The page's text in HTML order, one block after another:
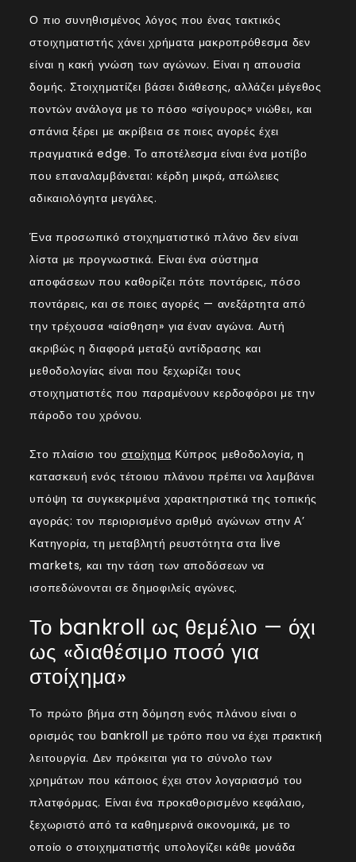
Ο πιο συνηθισμένος λόγος που ένας τακτικός
στοιχηματιστής χάνει χρήματα μακροπρόθεσμα δεν
είναι η κακή γνώση των αγώνων. Είναι η απουσία
δομής. Στοιχηματίζει βάσει διάθεσης, αλλάζει μέγεθος
ποντών ανάλογα με το πόσο «σίγουρος» νιώθει, και
σπάνια ξέρει με ακρίβεια σε ποιες αγορές έχει
πραγματικά edge. Το αποτέλεσμα είναι ένα μοτίβο
που επαναλαμβάνεται: κέρδη μικρά, απώλειες
αδικαιολόγητα μεγάλες.
Ένα προσωπικό στοιχηματιστικό πλάνο δεν είναι
λίστα με προγνωστικά. Είναι ένα σύστημα
αποφάσεων που καθορίζει πότε ποντάρεις, πόσο
ποντάρεις, και σε ποιες αγορές — ανεξάρτητα από
την τρέχουσα «αίσθηση» για έναν αγώνα. Αυτή
ακριβώς η διαφορά μεταξύ αντίδρασης και
μεθοδολογίας είναι που ξεχωρίζει τους
στοιχηματιστές που παραμένουν κερδοφόροι με την
πάροδο του χρόνου.
Στο πλαίσιο του στοίχημα Κύπρος μεθοδολογία, η
κατασκευή ενός τέτοιου πλάνου πρέπει να λαμβάνει
υπόψη τα συγκεκριμένα χαρακτηριστικά της τοπικής
αγοράς: τον περιορισμένο αριθμό αγώνων στην Α’
Κατηγορία, τη μεταβλητή ρευστότητα στα live
markets, και την τάση των αποδόσεων να
ισοπεδώνονται σε δημοφιλείς αγώνες.
Το bankroll ως θεμέλιο — όχι
ως «διαθέσιμο ποσό για
στοίχημα»
Το πρώτο βήμα στη δόμηση ενός πλάνου είναι ο
ορισμός του bankroll με τρόπο που να έχει πρακτική
λειτουργία. Δεν πρόκειται για το σύνολο των
χρημάτων που κάποιος έχει στον λογαριασμό του
πλατφόρμας. Είναι ένα προκαθορισμένο κεφάλαιο,
ξεχωριστό από τα καθημερινά οικονομικά, με το
οποίο ο στοιχηματιστής υπολογίζει κάθε μονάδα